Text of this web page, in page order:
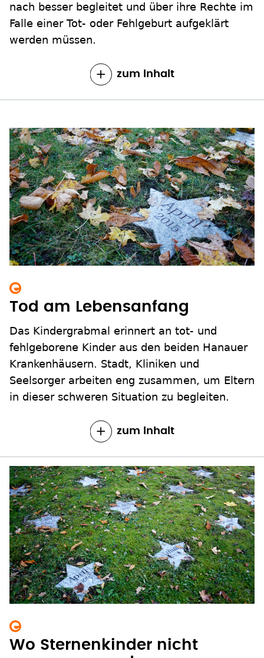
nach besser begleitet und über ihre Rechte im
Falle einer Tot- oder Fehlgeburt aufgeklärt
werden müssen.
zum Inhalt
Tod am Lebensanfang
Das Kindergrabmal erinnert an tot- und
fehlgeborene Kinder aus den beiden Hanauer
Krankenhäusern. Stadt, Kliniken und
Seelsorger arbeiten eng zusammen, um Eltern
in dieser schweren Situation zu begleiten.
zum Inhalt
Wo Sternenkinder nicht